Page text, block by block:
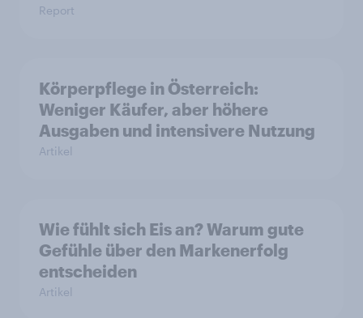
Report
Körperpflege in Österreich:
Weniger Käufer, aber höhere
Ausgaben und intensivere Nutzung
Artikel
Wie fühlt sich Eis an? Warum gute
Gefühle über den Markenerfolg
entscheiden
Artikel